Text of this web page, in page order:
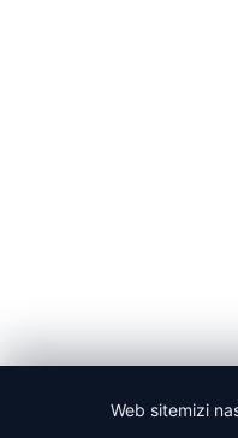
Web sitemizi